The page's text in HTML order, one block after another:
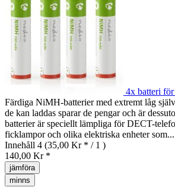
4x batteri
Färdiga NiMH-batterier med extremt låg
de kan laddas sparar de pengar och är
batterier är speciellt lämpliga för DECT-
ficklampor och olika elektriska enheter som...
Innehåll 4 (35,00 Kr * / 1 )
140,00 Kr *
jämföra
minns